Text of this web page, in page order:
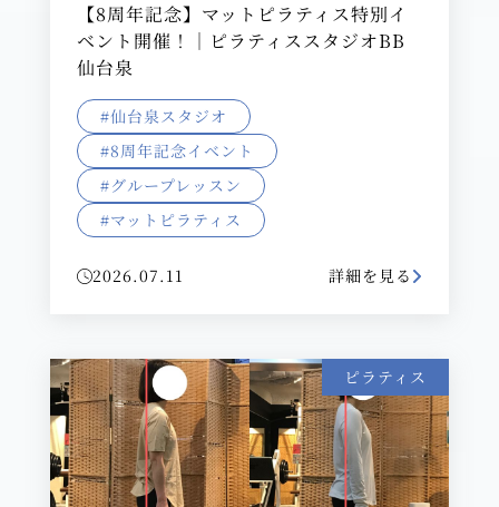
【8周年記念】マットピラティス特別イ
ベント開催！｜ピラティススタジオBB
仙台泉
#仙台泉スタジオ
#8周年記念イベント
#グループレッスン
#マットピラティス
2026.07.11 詳細を見る
ピラティス